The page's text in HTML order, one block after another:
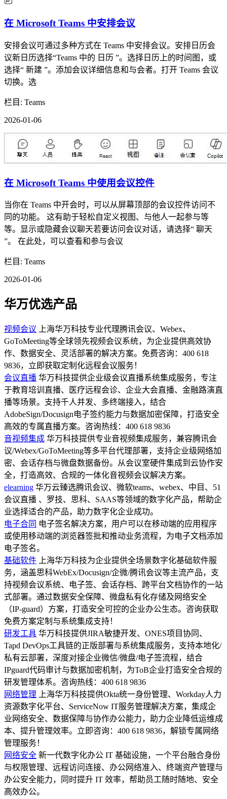
在 Microsoft Teams 中安排会议
安排会议可通过多种方式在 Teams 中安排会议。安排日历会
议新日历选择“Teams 中的 日历 ”。选择日历上的时间图，或
选择“ 新建 ”。添加会议详细信息和与会者。打开 Teams 会议
切换。选
栏目: Teams
2026-01-06
在 Microsoft Teams 中使用会议控件
当你在 Teams 中开会时，可以从屏幕顶部的会议控件访问不
同的功能。 这有助于轻松自定义视图、与他人一起参与等
等。显示或隐藏会议聊天若要访问会议对话，请选择“ 聊天
”。 在此处，可以查看和参与会议
栏目: Teams
2026-01-06
华万优选产品
视频会议
上海华万科技专业代理腾讯会议、Webex、
GoToMeeting等全球领先视频会议系统，为企业提供高效协
作、数据安全、灵活部署的解决方案。免费咨询：400 618
9836，立即获取定制化远程会议服务！
会议直播 华万科技提供企业级会议直播系统集成服务，专注
于教育培训直播、医疗远程会诊、企业大会直播、金融路演直
播等场景。支持千人并发、多终端接入，结合
AdobeSign/Docusign电子签约能力与数据加密保障，打造安全
高效的专属直播方案。咨询热线：400 618 9836
音视频集成 华万科技提供专业音视频集成服务，兼容腾讯会
议/Webex/GoToMeeting等多平台代理部署，支持企业级网络加
密、会话存档与微盘数据备份。从会议室硬件集成到云协作安
全，打造高效、合规的一体化音视频会议解决方案。
elearning 华万云臻选腾讯会议、微软teams、webex、中目、51
会议直播 、罗技、思科、SAAS等领域的数字化产品，帮助企
业选择适合的产品，助力数字化企业成功。
电子合同 电子签名解决方案，用户可以在移动端的应用程序
或使用移动端的浏览器签批和推动业务流程，为电子文档添加
电子签名。
基础软件
上海华万科技为企业提供全场景数字化基础软件服
务，涵盖思科WebEx/Docusign/企微/腾讯会议等主流产品，支
持视频会议系统、电子签、会话存档、跨平台文档协作的一站
式部署。通过数据安全保障、微盘私有化存储及网络安全
（IP-guard）方案，打造安全可控的企业办公生态。咨询获取
免费方案定制与系统集成支持！
研发工具 华万科技提供JIRA敏捷开发、ONES项目协同、
Tapd DevOps工具链的正版部署与系统集成服务，支持本地化/
私有云部署，深度对接企业微信/微盘/电子签流程，结合
IPguard代码审计与数据加密机制，为ToB企业打造安全合规的
研发管理体系。咨询热线：400 618 9836
网络管理
上海华万科技提供Okta统一身份管理、Workday人力
资源数字化平台、ServiceNow IT服务管理解决方案，集成企
业网络安全、数据保障与协作办公能力，助力企业降低运维成
本、提升管理效率。立即咨询：400 618 9836，解锁专属网络
管理服务！
网络安全 新一代数字化办公 IT 基础设施，一个平台融合身份
与权限管理、远程访问连接、办公网络准入、终端资产管理与
办公安全能力，同时提升 IT 效率，帮助员工随时随地、安全
高效办公。